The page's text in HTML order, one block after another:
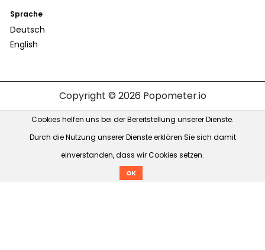
Sprache
Deutsch
English
Copyright © 2026 Popometer.io
Cookies helfen uns bei der Bereitstellung unserer Dienste.
Durch die Nutzung unserer Dienste erklären Sie sich damit
einverstanden, dass wir Cookies setzen.
OK